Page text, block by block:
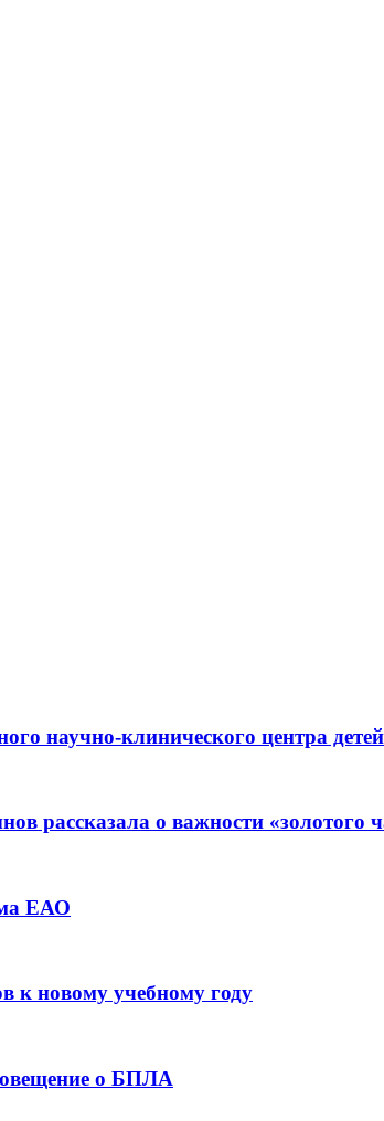
научно-клинического центра
рассказала о важности «золотого
ЕАО
к новому учебному году
о БПЛА